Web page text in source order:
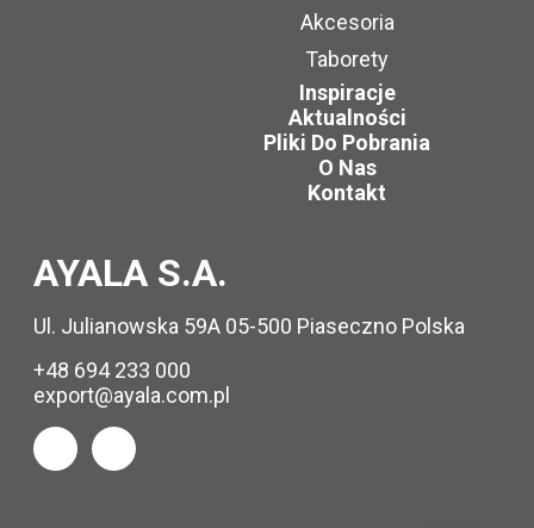
Akcesoria
Taborety
Inspiracje
Aktualności
Pliki Do Pobrania
O Nas
Kontakt
AYALA S.A.
Ul. Julianowska 59A 05-500 Piaseczno Polska
+48 694 233 000
export@ayala.com.pl